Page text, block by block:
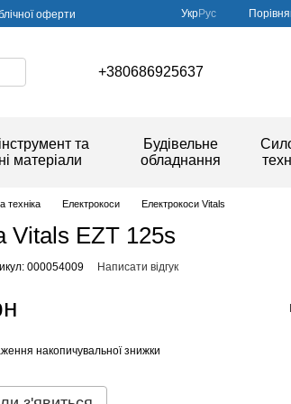
оферти
УкрРус
+380686925637
та
матеріали
Будівельне
обладнання
техніка Електрокоси Електрокоси Vitals
Vitals EZT 125s
000054009 Написати відгук
накопичувальної знижки